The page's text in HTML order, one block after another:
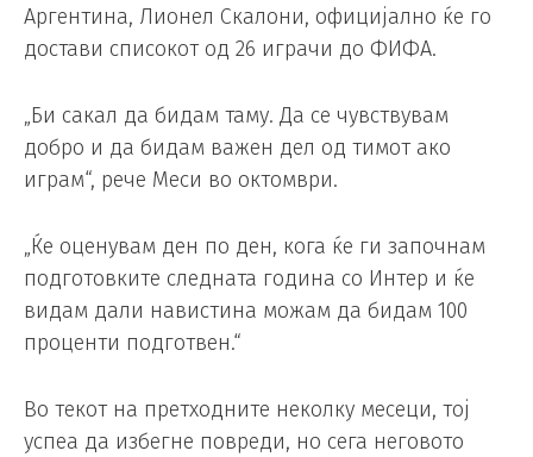
Аргентина, Лионел Скалони, официјално ќе го
достави списокот од 26 играчи до ФИФА.
„Би сакал да бидам таму. Да се ​​чувствувам
добро и да бидам важен дел од тимот ако
играм“, рече Меси во октомври.
„Ќе оценувам ден по ден, кога ќе ги започнам
подготовките следната година со Интер и ќе
видам дали навистина можам да бидам 100
проценти подготвен.“
Во текот на претходните неколку месеци, тој
успеа да избегне повреди, но сега неговото